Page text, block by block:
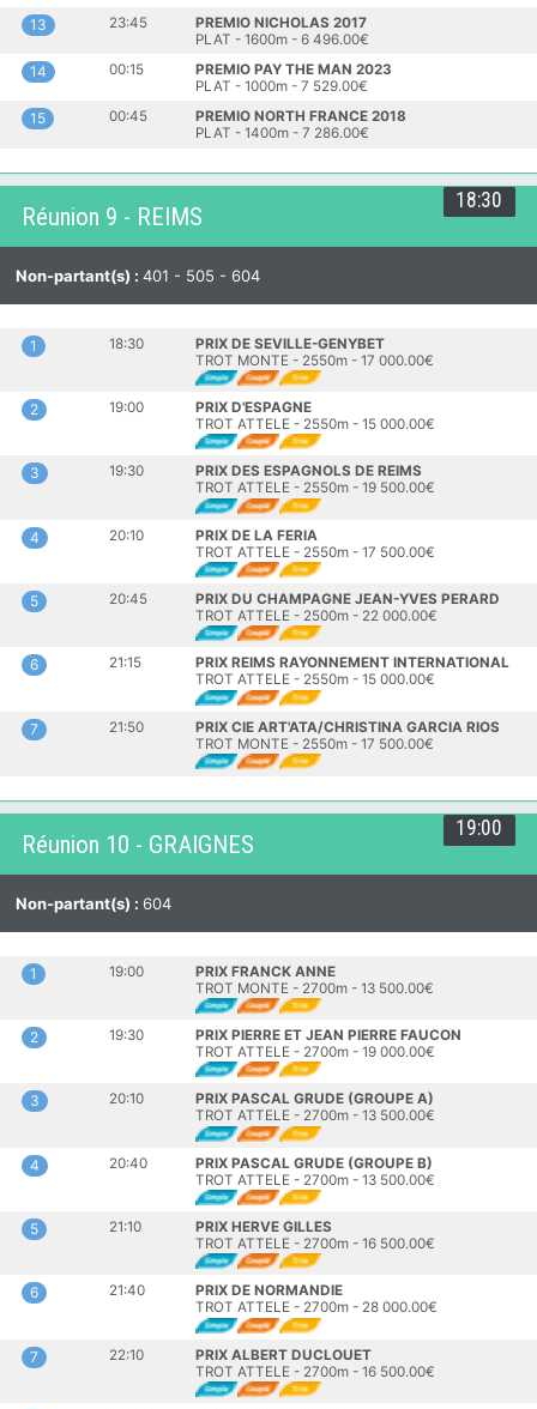
13 23:45
PREMIO NICHOLAS 2017
PLAT - 1600m - 6 496.00€
14 00:15
PREMIO PAY THE MAN 2023
PLAT - 1000m - 7 529.00€
15 00:45
PREMIO NORTH FRANCE 2018
PLAT - 1400m - 7 286.00€
18:30
Réunion 9 - REIMS
Non-partant(s) : 401 - 505 - 604
1 18:30
PRIX DE SEVILLE-GENYBET
TROT MONTE - 2550m - 17 000.00€
2 19:00
PRIX D'ESPAGNE
TROT ATTELE - 2550m - 15 000.00€
3 19:30
PRIX DES ESPAGNOLS DE REIMS
TROT ATTELE - 2550m - 19 500.00€
4 20:10
PRIX DE LA FERIA
TROT ATTELE - 2550m - 17 500.00€
5 20:45
PRIX DU CHAMPAGNE JEAN-YVES PERARD
TROT ATTELE - 2500m - 22 000.00€
6 21:15
PRIX REIMS RAYONNEMENT INTERNATIONAL
TROT ATTELE - 2550m - 15 000.00€
7 21:50
PRIX CIE ART'ATA/CHRISTINA GARCIA RIOS
TROT MONTE - 2550m - 17 500.00€
19:00
Réunion 10 - GRAIGNES
Non-partant(s) : 604
1 19:00
PRIX FRANCK ANNE
TROT MONTE - 2700m - 13 500.00€
2 19:30
PRIX PIERRE ET JEAN PIERRE FAUCON
TROT ATTELE - 2700m - 19 000.00€
3 20:10
PRIX PASCAL GRUDE (GROUPE A)
TROT ATTELE - 2700m - 13 500.00€
4 20:40
PRIX PASCAL GRUDE (GROUPE B)
TROT ATTELE - 2700m - 13 500.00€
5 21:10
PRIX HERVE GILLES
TROT ATTELE - 2700m - 16 500.00€
6 21:40
PRIX DE NORMANDIE
TROT ATTELE - 2700m - 28 000.00€
7 22:10
PRIX ALBERT DUCLOUET
TROT ATTELE - 2700m - 16 500.00€